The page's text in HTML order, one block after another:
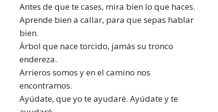
Antes de que te cases, mira bien lo que haces.
Aprende bien a callar, para que sepas hablar
bien.
Árbol que nace torcido, jamás su tronco
endereza.
Arrieros somos y en el camino nos
encontramos.
Ayúdate, que yo te ayudaré. Ayúdate y te